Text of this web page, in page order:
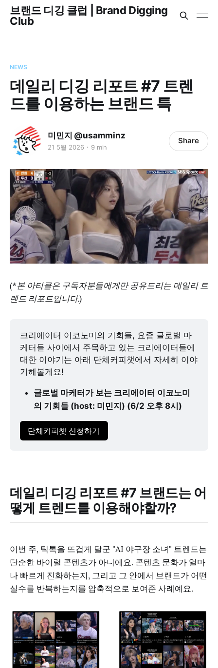
브랜드 디깅 클럽 | Brand Digging
Club
NEWS
데일리 디깅 리포트 #7 트렌
드를 이용하는 브랜드 특
미민지 @usamminz
21 5월 2026 9 min
Share
(*본 아티클은 구독자분들에게만 공유드리는 데일리 트
렌드 리포트입니다.)
크리에이터 이코노미의 기회들, 요즘 글로벌 마
케터들 사이에서 주목하고 있는 크리에이터들에
대한 이야기는 아래 단체커피챗에서 자세히 이야
기해볼게요!
글로벌 마케터가 보는 크리에이터 이코노미
의 기회들 (host: 미민지) (6/2 오후 8시)
단체커피챗 신청하기
데일리 디깅 리포트 #7 브랜드는 어
떻게 트렌드를 이용해야할까?
이번 주, 틱톡을 뜨겁게 달군 "AI 야구장 소녀" 트렌드는
단순한 바이럴 콘텐츠가 아니에요. 콘텐츠 문화가 얼마
나 빠르게 진화하는지, 그리고 그 안에서 브랜드가 어떤
실수를 반복하는지를 압축적으로 보여준 사례예요.